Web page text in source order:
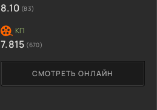
СМОТРЕТЬ ОНЛАЙН
8.10 (83)
7.815 (670)